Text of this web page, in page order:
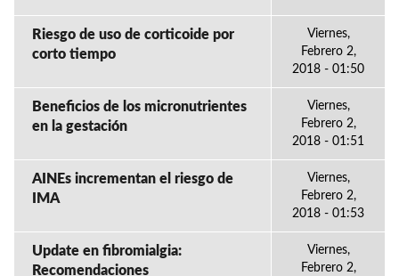
Riesgo de uso de corticoide por
corto tiempo
Viernes,
Febrero 2,
2018 - 01:50
Beneficios de los micronutrientes
en la gestación
Viernes,
Febrero 2,
2018 - 01:51
AINEs incrementan el riesgo de
IMA
Viernes,
Febrero 2,
2018 - 01:53
Update en fibromialgia:
Recomendaciones
Viernes,
Febrero 2,